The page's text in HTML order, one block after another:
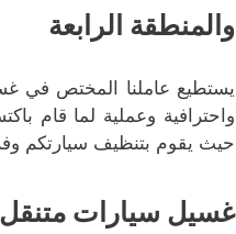
والمنطقة الرابعة
يستطيع عاملنا المختص في
واحترافية وعملية لما قام
حيث يقوم بتنظيف سيارتكم
غسيل سيارات متنقل